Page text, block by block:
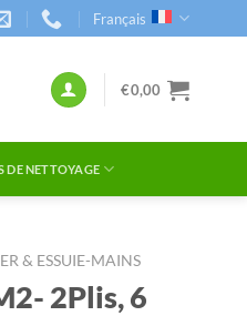
Français
€0,00
DE NETTOYAGE
& ESSUIE-MAINS
2Plis, 6